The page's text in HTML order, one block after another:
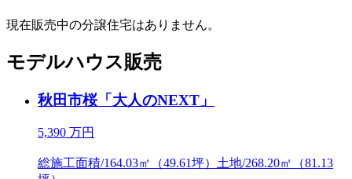
現在販売中の分譲住宅はありません。
モデルハウス販売
秋田市桜「大人のNEXT」
5,390 万円
総施工面積/164.03㎡（49.61坪）土地/268.20㎡（81.13